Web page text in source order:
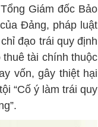
Giám đốc Bảo
Đảng, pháp luật
đạo trái quy định
tài chính thuộc
vốn, gây thiệt hại
“Cố ý làm trái quy